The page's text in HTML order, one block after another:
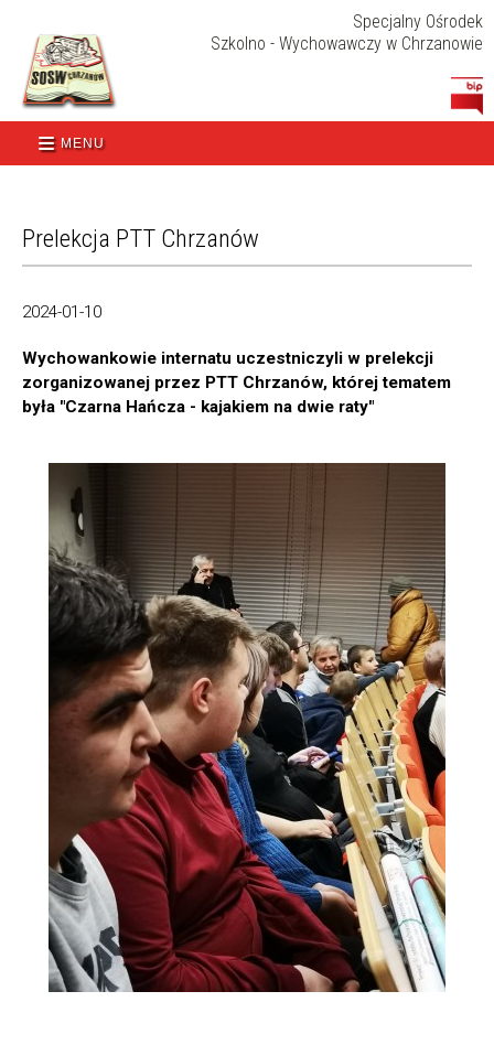
Specjalny Ośrodek
Szkolno - Wychowawczy w Chrzanowie
MENU
Prelekcja PTT Chrzanów
2024-01-10
Wychowankowie internatu uczestniczyli w prelekcji
zorganizowanej przez PTT Chrzanów, której tematem
była "Czarna Hańcza - kajakiem na dwie raty"